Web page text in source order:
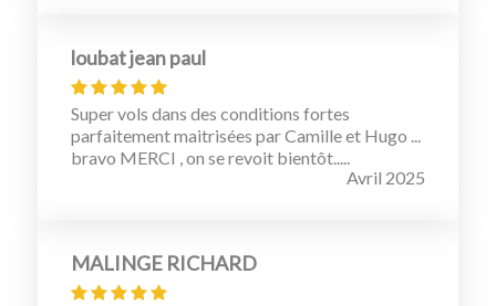
loubat jean paul
Super vols dans des conditions fortes
parfaitement maitrisées par Camille et Hugo ...
bravo MERCI , on se revoit bientôt.....
Avril 2025
MALINGE RICHARD